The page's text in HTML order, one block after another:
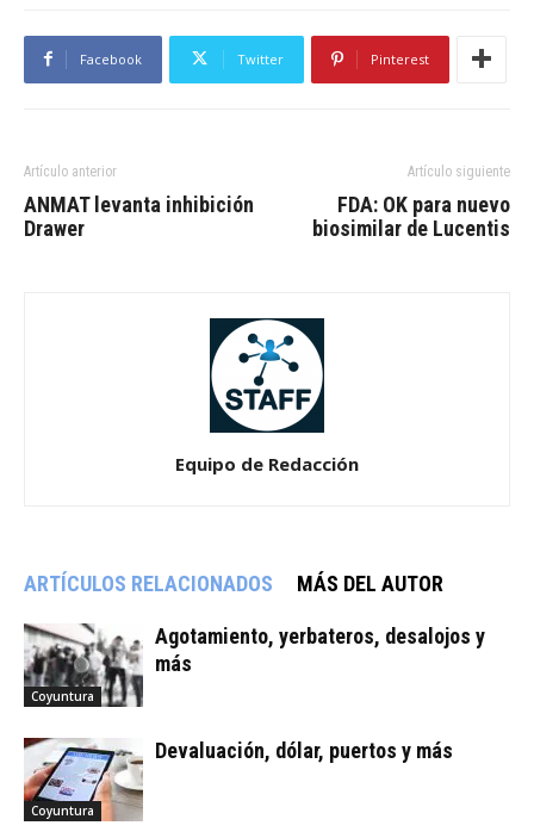
Facebook Twitter Pinterest
Artículo anterior
ANMAT levanta inhibición
Drawer
Artículo siguiente
FDA: OK para nuevo
biosimilar de Lucentis
Equipo de Redacción
ARTÍCULOS RELACIONADOS MÁS DEL AUTOR
Coyuntura
Agotamiento, yerbateros, desalojos y
más
Coyuntura
Devaluación, dólar, puertos y más